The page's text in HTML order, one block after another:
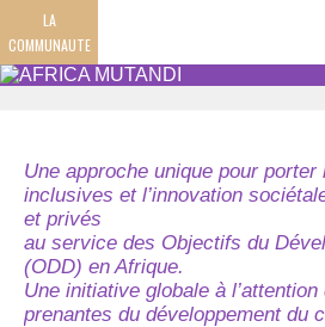
LA
COMMUNAUTE
Une approche unique pour
inclusives et l’innovation
et privés
au service des Objectifs du
(ODD) en Afrique.
Une initiative globale à
prenantes du développement du